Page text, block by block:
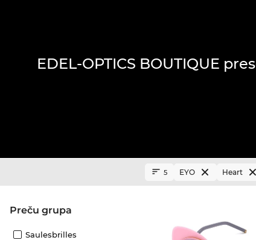
EDEL-OPTICS BOUTIQUE
Preču grupa
Saulesbrilles
5 EYO Heart